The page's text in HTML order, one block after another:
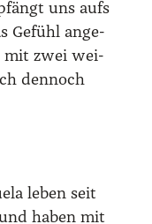
uns aufs
Gefühl ange­
mit zwei wei­
den­noch
leben seit
haben mit